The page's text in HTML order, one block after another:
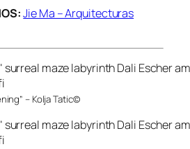
Jie Ma – Arquitecturas
– Kolja Tatic©